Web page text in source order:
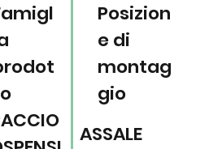
Posizion
e di
montag
gio
ASSALE